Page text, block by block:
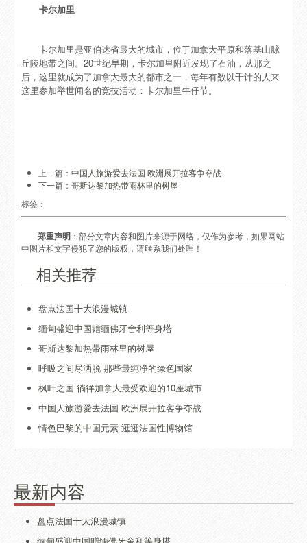
卡尔加里
卡尔加里是亚伯达省最大的城市，位于加拿大平原和落基山脉
丘陵地带之间。20世纪早期，卡尔加里附近发现了石油，从那之
后，这里就成为了加拿大最大的都市之一，每年有数以千计的人来
这里参加举世闻名的竞技活动：卡尔加里牛仔节。
上一篇： 中国人旅游爱去法国 欧洲展开拉客争夺战
下一篇： 哥斯达黎加热带雨林里的树屋
标签：
郑重声明 ：部分文章内容和图片来源于网络，仅作为参考，如果网站
中图片和文字侵犯了您的版权，请联系我们处理！
相关推荐
盘点法国十大浪漫城镇
缅甸盛迎中国赠缅佛牙舍利等身塔
哥斯达黎加热带雨林里的树屋
呼吸之间尽洒脱 那些最纯净的绿色国家
枫叶之国 徜徉加拿大最受欢迎的10座城市
中国人旅游爱去法国 欧洲展开拉客争夺战
情色巴黎的中国元素 逛逛法国性博物馆
最新内容
盘点法国十大浪漫城镇